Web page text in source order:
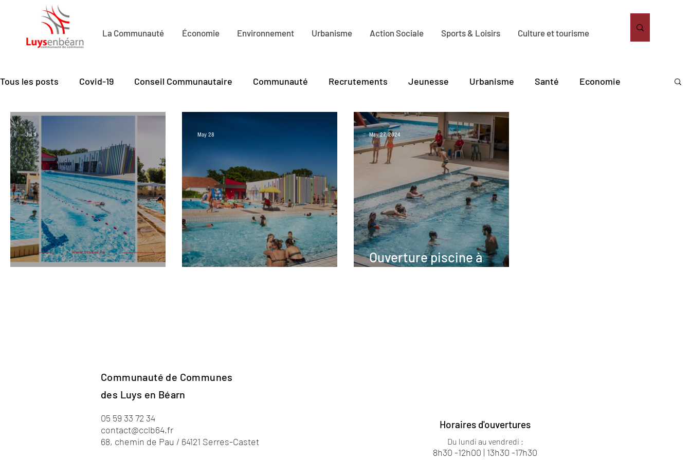
La Communauté Économie Environnement Urbanisme Action Sociale Sports & Loisirs Culture et tourisme
Tous les posts Covid-19 Conseil Communautaire Communauté Recrutements Jeunesse Urbanisme Santé Economie
Economie de Proximité Environnement Habitat
Mobilité Santé - seniors Emploi
Jul 1 May 28
Ouverture piscine à
May 27, 2024
Communauté de Communes
des Luys en Béarn
05 59 33 72 34
contact@cclb64.fr
68, chemin de Pau / 64121 Serres-Castet
Horaires d'ouvertures
Du lundi au vendredi :
8h30 -12h00 | 13h30 -17h30